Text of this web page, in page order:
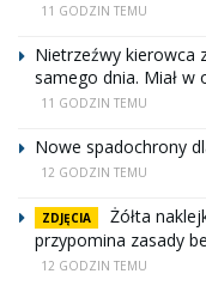
11 GODZIN TEMU
Nietrzeźwy kierowca
samego dnia. Miał w
11 GODZIN TEMU
Nowe spadochrony
12 GODZIN TEMU
ZDJĘCIA
Żółta
przypomina zasady
12 GODZIN TEMU